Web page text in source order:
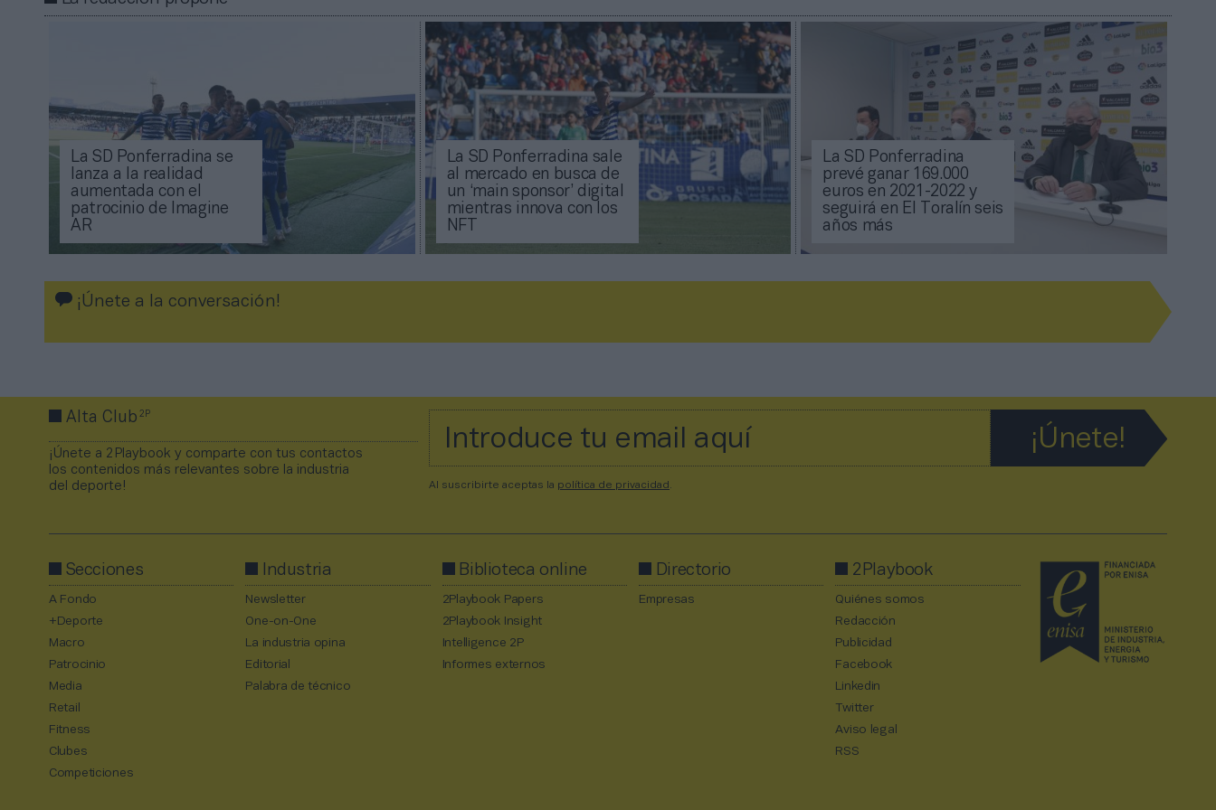
La SD Ponferradina se
lanza a la realidad
aumentada con el
patrocinio de Imagine
AR
La SD Ponferradina sale
al mercado en busca de
un ‘main sponsor’ digital
mientras innova con los
NFT
La SD Ponferradina
prevé ganar 169.000
euros en 2021-2022 y
seguirá en El Toralín seis
años más
¡Únete a la conversación!
Alta Club2P
¡Únete a 2Playbook y comparte con tus contactos
los contenidos más relevantes sobre la industria
del deporte!
Al suscribirte aceptas la política de privacidad
Secciones
A Fondo
+Deporte
Macro
Patrocinio
Media
Retail
Fitness
Clubes
Competiciones
Industria
Newsletter
One-on-One
La industria opina
Editorial
Palabra de técnico
Biblioteca online
2Playbook Papers
2Playbook Insight
Intelligence 2P
Informes externos
Directorio
Empresas
2Playbook
Quiénes somos
Redacción
Publicidad
Facebook
Linkedin
Twitter
Aviso legal
RSS